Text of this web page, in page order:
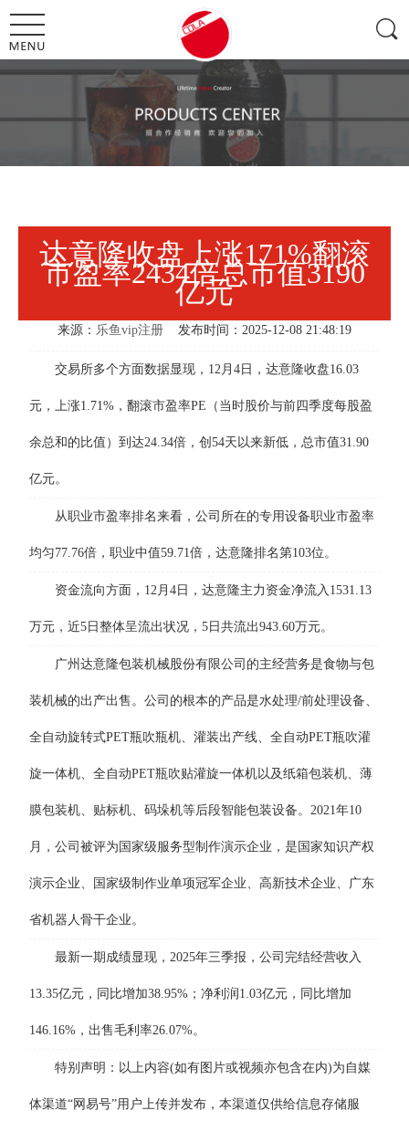
达意隆收盘上涨171%翻滚
市盈率2434倍总市值3190
亿元
来源： 乐鱼vip注册 发布时间：2025-12-08 21:48:19
交易所多个方面数据显现，12月4日，达意隆收盘16.03
元，上涨1.71%，翻滚市盈率PE（当时股价与前四季度每股盈
余总和的比值）到达24.34倍，创54天以来新低，总市值31.90
亿元。
从职业市盈率排名来看，公司所在的专用设备职业市盈率
均匀77.76倍，职业中值59.71倍，达意隆排名第103位。
资金流向方面，12月4日，达意隆主力资金净流入1531.13
万元，近5日整体呈流出状况，5日共流出943.60万元。
广州达意隆包装机械股份有限公司的主经营务是食物与包
装机械的出产出售。公司的根本的产品是水处理/前处理设备、
全自动旋转式PET瓶吹瓶机、灌装出产线、全自动PET瓶吹灌
旋一体机、全自动PET瓶吹贴灌旋一体机以及纸箱包装机、薄
膜包装机、贴标机、码垛机等后段智能包装设备。2021年10
月，公司被评为国家级服务型制作演示企业，是国家知识产权
演示企业、国家级制作业单项冠军企业、高新技术企业、广东
省机器人骨干企业。
最新一期成绩显现，2025年三季报，公司完结经营收入
13.35亿元，同比增加38.95%；净利润1.03亿元，同比增加
146.16%，出售毛利率26.07%。
特别声明：以上内容(如有图片或视频亦包含在内)为自媒
体渠道“网易号”用户上传并发布，本渠道仅供给信息存储服